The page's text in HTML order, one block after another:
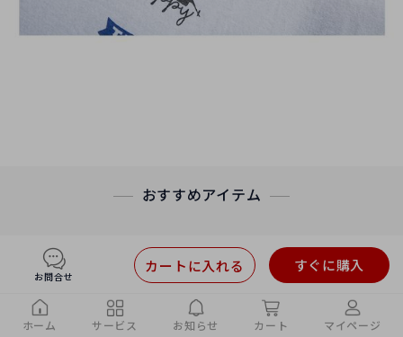
おすすめアイテム
お問合せ
すぐに購入
カートに入れる
ホーム サービス お知らせ カート マイページ